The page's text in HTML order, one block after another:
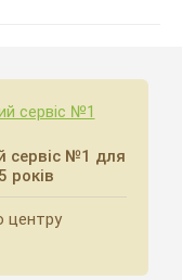
сервіс №1 для
років
центру